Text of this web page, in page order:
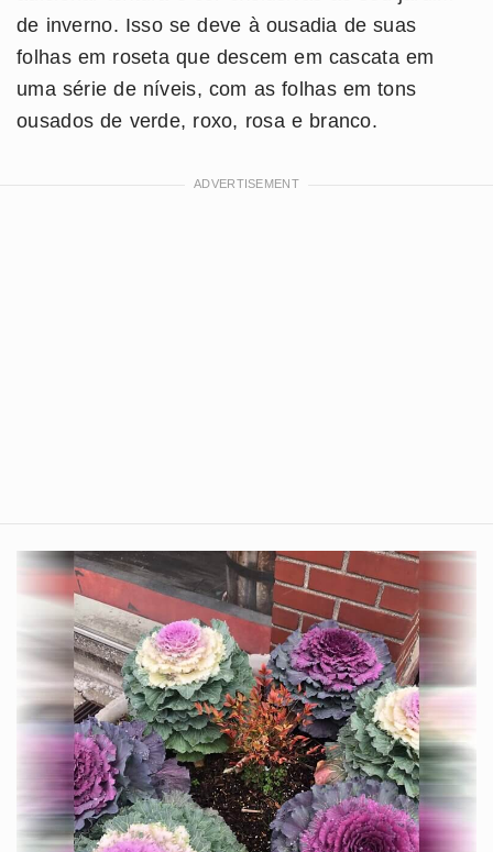
de inverno. Isso se deve à ousadia de suas
folhas em roseta que descem em cascata em
uma série de níveis, com as folhas em tons
ousados de verde, roxo, rosa e branco.